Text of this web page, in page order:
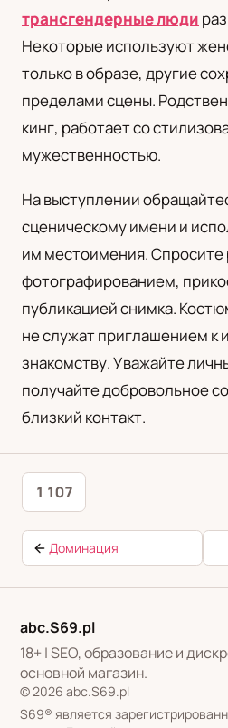
трансгендерные люди
Некоторые используют
только в образе, другие
пределами сцены.
кинг, работает со
мужественностью.
На выступлении
сценическому имени и
им местоимения.
фотографированием,
публикацией снимка.
не служат приглашением к
знакомству. Уважайте
получайте добровольное
близкий контакт.
1 107
Доминация
abc.S69.pl
18+ | SEO, образование и
основной магазин.
© 2026 abc.S69.pl
S69® является